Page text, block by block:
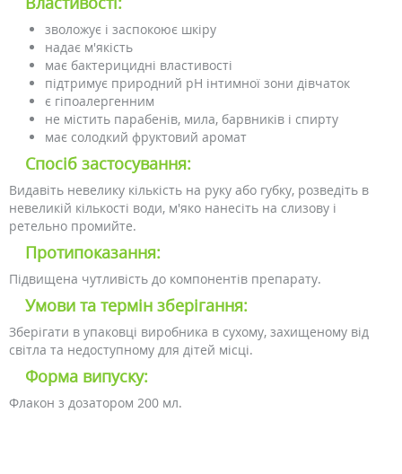
зволожує і заспокоює шкіру
надає м'якість
має бактерицидні властивості
підтримує природний pH інтимної зони дівчаток
є гіпоалергенним
не містить парабенів, мила, барвників і спирту
має солодкий фруктовий аромат
Спосіб застосування:
Видавіть невелику кількість на руку або губку, розведіть в
невеликій кількості води, м'яко нанесіть на слизову і
ретельно промийте.
Протипоказання:
Підвищена чутливість до компонентів препарату.
Умови та термін зберігання:
Зберігати в упаковці виробника в сухому, захищеному від
світла та недоступному для дітей місці.
Форма випуску:
Флакон з дозатором 200 мл.